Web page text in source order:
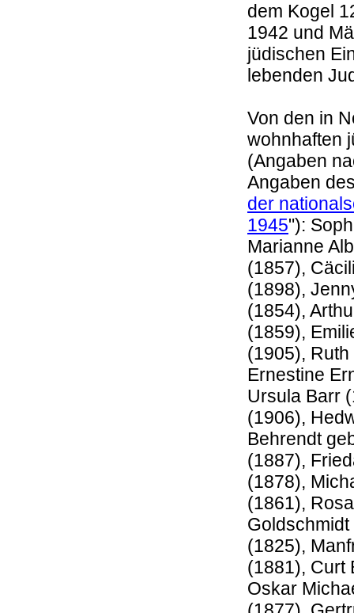
dem Kogel
1942 und
jüdischen
lebenden
Von den in
wohnhaften
(Angaben
Angaben
der
1945"):
Marianne
(1857),
(1898),
(1854),
(1859),
(1905),
Ernestine
Ursula Barr
(1906),
Behrendt
(1887),
(1878),
(1861),
(1825),
(1881), Curt
Oskar